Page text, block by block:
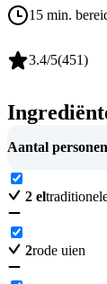
15 min.
3.4/5(451)
Aantal personen
2 el
2rode uien